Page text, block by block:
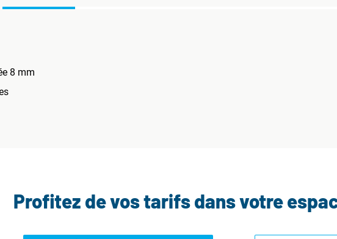
8 mm
Profitez de vos tarifs dans votre